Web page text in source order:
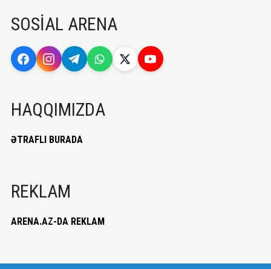
SOSİAL ARENA
HAQQIMIZDA
ƏTRAFLI BURADA
REKLAM
ARENA.AZ-DA REKLAM